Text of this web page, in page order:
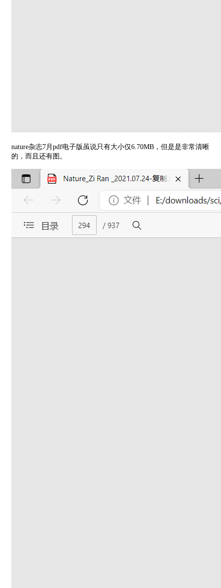
nature杂志7月pdf电子版虽说只有大小仅6.70MB，但是是非常清晰
的，而且还有图。